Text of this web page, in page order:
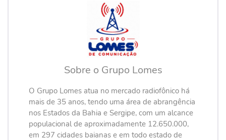
Sobre o Grupo Lomes
O Grupo Lomes atua no mercado radiofônico há
mais de 35 anos, tendo uma área de abrangência
nos Estados da Bahia e Sergipe, com um alcance
populacional de aproximadamente 12.650.000,
em 297 cidades baianas e em todo estado de